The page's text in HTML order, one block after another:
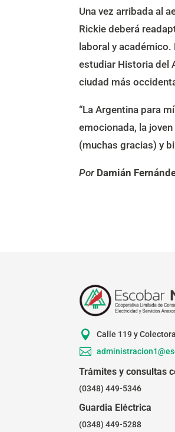
Una vez arribada al
Rickie deberá
laboral y
estudiar Historia del
ciudad más
“La Argentina para
emocionada, la
(muchas gracias) y
PorDamián
 Calle 119 y

Trámites y consultas
(0348) 449-5346
Guardia Eléctrica
(0348) 449-5288